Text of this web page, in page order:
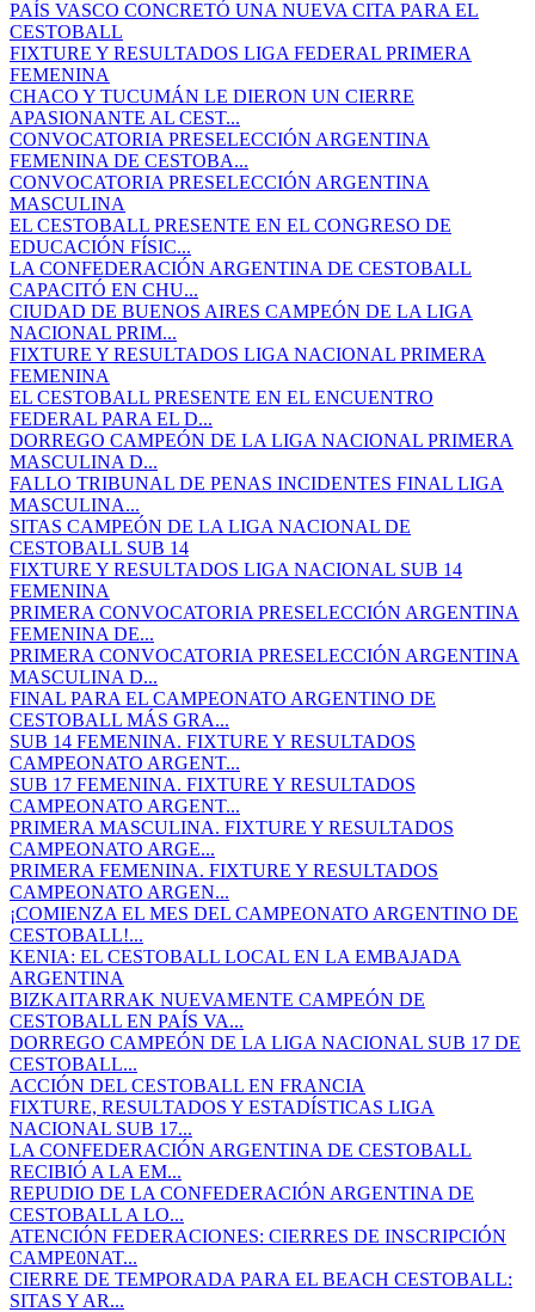
PAÍS VASCO CONCRETÓ UNA NUEVA CITA PARA EL
CESTOBALL
FIXTURE Y RESULTADOS LIGA FEDERAL PRIMERA
FEMENINA
CHACO Y TUCUMÁN LE DIERON UN CIERRE
APASIONANTE AL CEST...
CONVOCATORIA PRESELECCIÓN ARGENTINA
FEMENINA DE CESTOBA...
CONVOCATORIA PRESELECCIÓN ARGENTINA
MASCULINA
EL CESTOBALL PRESENTE EN EL CONGRESO DE
EDUCACIÓN FÍSIC...
LA CONFEDERACIÓN ARGENTINA DE CESTOBALL
CAPACITÓ EN CHU...
CIUDAD DE BUENOS AIRES CAMPEÓN DE LA LIGA
NACIONAL PRIM...
FIXTURE Y RESULTADOS LIGA NACIONAL PRIMERA
FEMENINA
EL CESTOBALL PRESENTE EN EL ENCUENTRO
FEDERAL PARA EL D...
DORREGO CAMPEÓN DE LA LIGA NACIONAL PRIMERA
MASCULINA D...
FALLO TRIBUNAL DE PENAS INCIDENTES FINAL LIGA
MASCULINA...
SITAS CAMPEÓN DE LA LIGA NACIONAL DE
CESTOBALL SUB 14
FIXTURE Y RESULTADOS LIGA NACIONAL SUB 14
FEMENINA
PRIMERA CONVOCATORIA PRESELECCIÓN ARGENTINA
FEMENINA DE...
PRIMERA CONVOCATORIA PRESELECCIÓN ARGENTINA
MASCULINA D...
FINAL PARA EL CAMPEONATO ARGENTINO DE
CESTOBALL MÁS GRA...
SUB 14 FEMENINA. FIXTURE Y RESULTADOS
CAMPEONATO ARGENT...
SUB 17 FEMENINA. FIXTURE Y RESULTADOS
CAMPEONATO ARGENT...
PRIMERA MASCULINA. FIXTURE Y RESULTADOS
CAMPEONATO ARGE...
PRIMERA FEMENINA. FIXTURE Y RESULTADOS
CAMPEONATO ARGEN...
¡COMIENZA EL MES DEL CAMPEONATO ARGENTINO DE
CESTOBALL!...
KENIA: EL CESTOBALL LOCAL EN LA EMBAJADA
ARGENTINA
BIZKAITARRAK NUEVAMENTE CAMPEÓN DE
CESTOBALL EN PAÍS VA...
DORREGO CAMPEÓN DE LA LIGA NACIONAL SUB 17 DE
CESTOBALL...
ACCIÓN DEL CESTOBALL EN FRANCIA
FIXTURE, RESULTADOS Y ESTADÍSTICAS LIGA
NACIONAL SUB 17...
LA CONFEDERACIÓN ARGENTINA DE CESTOBALL
RECIBIÓ A LA EM...
REPUDIO DE LA CONFEDERACIÓN ARGENTINA DE
CESTOBALL A LO...
ATENCIÓN FEDERACIONES: CIERRES DE INSCRIPCIÓN
CAMPE0NAT...
CIERRE DE TEMPORADA PARA EL BEACH CESTOBALL:
SITAS Y AR...